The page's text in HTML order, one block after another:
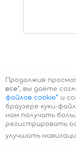
Авторские
Продолжив
все", вы даёте
файлов cookie” и
браузере куки-
нам получать
регистрировать
улучшать